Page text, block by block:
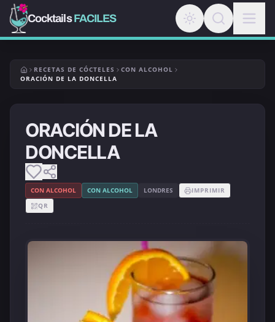
CocktailsFACILES
RECETAS DE CÓCTELES
CON ALCOHOL
ORACIÓN DE LA DONCELLA
ORACIÓN DE LA
DONCELLA
CON ALCOHOL CON ALCOHOL LONDRES
IMPRIMIR
QR